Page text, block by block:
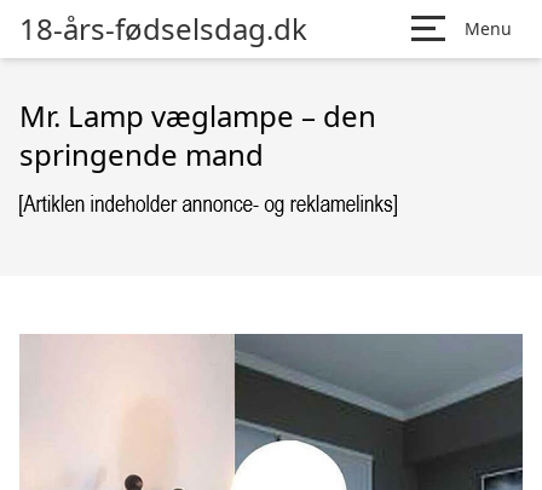
18-års-fødselsdag.dk Menu
Mr. Lamp væglampe – den
springende mand